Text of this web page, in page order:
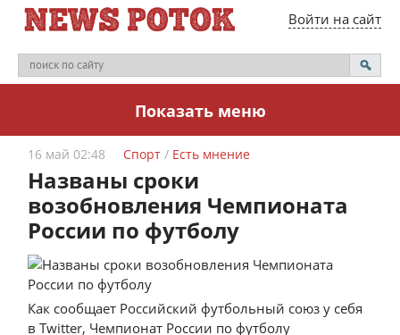
Войти на сайт
Показать меню
16 май 02:48 Спорт / Eсть мнение
Названы сроки
возобновления Чемпионата
России по футболу
Как сообщает Российский футбольный союз у себя
в Twitter, Чемпионат России по футболу